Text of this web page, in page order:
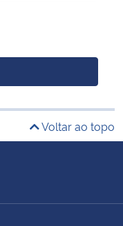
Voltar ao topo